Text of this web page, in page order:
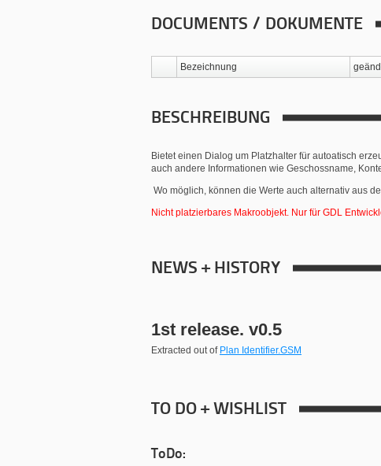
DOCUMENTS / DOKUMENTE
Bezeichnung
BESCHREIBUNG
Bietet einen Dialog um Platzhalter für autoatisch
auch andere Informationen wie Geschossname,
Wo möglich, können die Werte auch alternativ aus
Nicht platzierbares Makroobjekt. Nur für GDL
NEWS + HISTORY
1st release. v0.5
Extracted out of Plan Identifier.GSM
TO DO + WISHLIST
ToDo: